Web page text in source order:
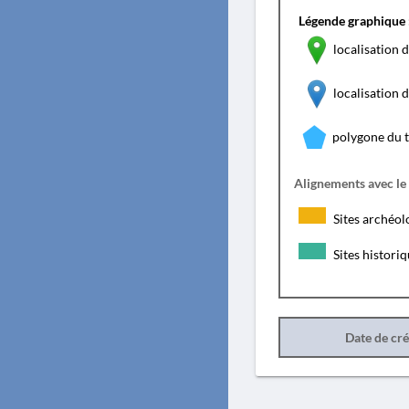
Légende graphique
localisation
localisation
polygone du
Alignements avec
Sites
Sites
Date de